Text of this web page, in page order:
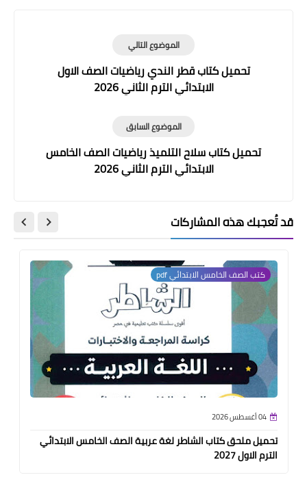
الموضوع التالي
تحميل كتاب قطر الندي رياضيات الصف الاول
الابتدائي الترم الثاني 2026
الموضوع السابق
تحميل كتاب سلاح التلميذ رياضيات الصف الخامس
الابتدائي الترم الثاني 2026
قد تُعجبك هذه المشاركات
كتب الصف الخامس الابتدائي pdf
04 أغسطس 2026
تحميل ملحق كتاب الشاطر لغة عربية الصف الخامس الابتدائي
الترم الاول 2027